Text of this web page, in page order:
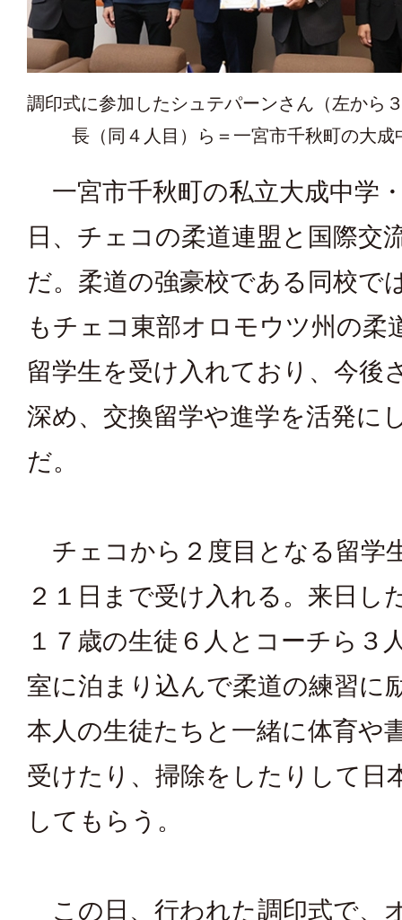
調印式に参加したシュテパーンさん（左から
長（同４人目）ら＝一宮市千秋町の大成
一宮市千秋町の私立大成中学
日、チェコの柔道連盟と国際交
だ。柔道の強豪校である同校で
もチェコ東部オロモウツ州の柔
留学生を受け入れており、今後
深め、交換留学や進学を活発に
だ。
チェコから２度目となる留学
２１日まで受け入れる。来日し
１７歳の生徒６人とコーチら３
室に泊まり込んで柔道の練習に
本人の生徒たちと一緒に体育や
受けたり、掃除をしたりして日
してもらう。
この日、行われた調印式で、